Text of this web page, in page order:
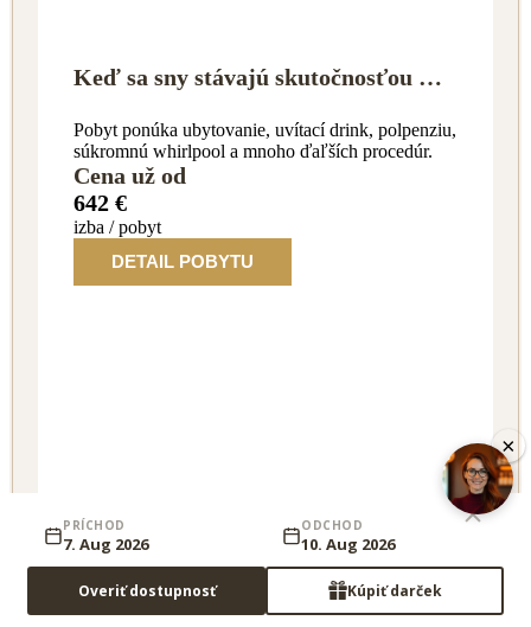
Keď sa sny stávajú skutočnosťou …
Pobyt ponúka ubytovanie, uvítací drink, polpenziu,
súkromnú whirlpool a mnoho ďaľších procedúr.
Cena už od
642 €
izba / pobyt
DETAIL POBYTU
PRÍCHOD
7. Aug 2026
ODCHOD
10. Aug 2026
Overiť dostupnosť Kúpiť darček
×